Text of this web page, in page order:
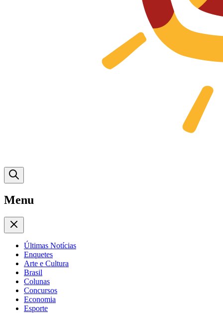
Menu
Últimas Notícias
Enquetes
Arte e Cultura
Brasil
Colunas
Concursos
Economia
Esporte